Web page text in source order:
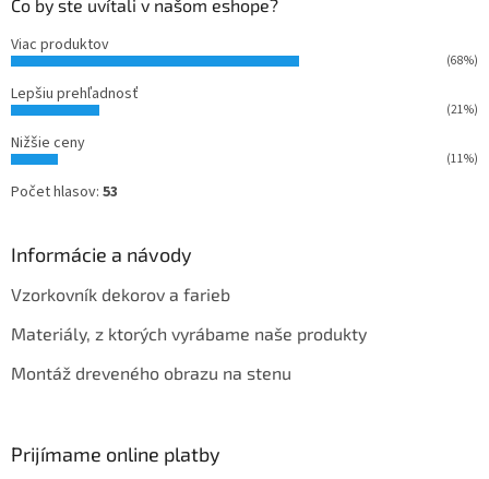
Čo by ste uvítali v našom eshope?
Viac produktov
(68%)
Lepšiu prehľadnosť
(21%)
Nižšie ceny
(11%)
Počet hlasov: 53
Informácie a návody
Vzorkovník dekorov a farieb
Materiály, z ktorých vyrábame naše produkty
Montáž dreveného obrazu na stenu
Prijímame online platby